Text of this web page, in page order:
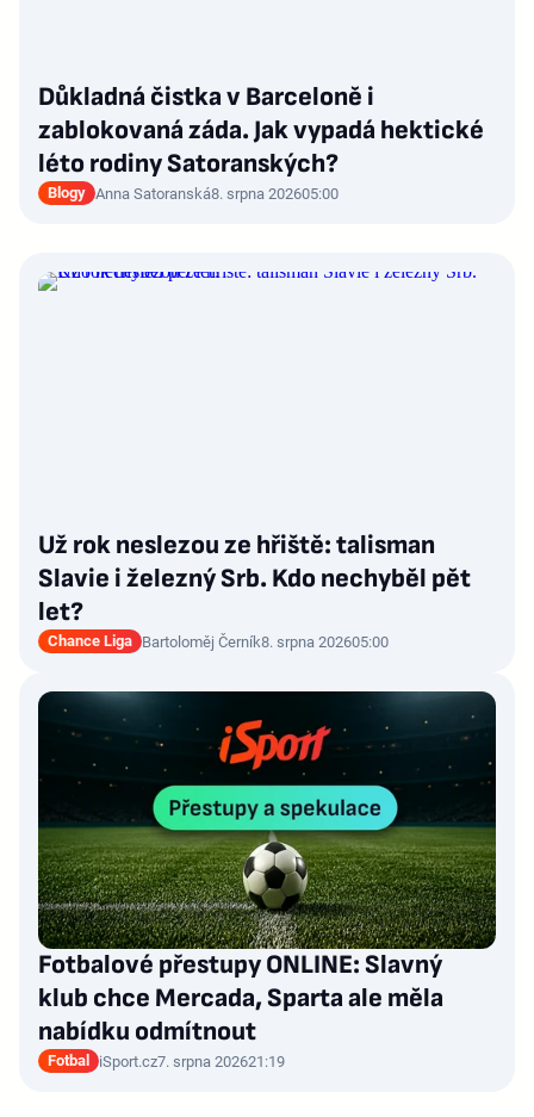
Důkladná čistka v Barceloně i
zablokovaná záda. Jak vypadá hektické
léto rodiny Satoranských?
Blogy Anna Satoranská8. srpna 202605:00
Už rok neslezou ze hřiště: talisman
Slavie i železný Srb. Kdo nechyběl pět
let?
Chance Liga Bartoloměj Černík8. srpna 202605:00
Fotbalové přestupy ONLINE: Slavný
klub chce Mercada, Sparta ale měla
nabídku odmítnout
Fotbal iSport.cz7. srpna 202621:19